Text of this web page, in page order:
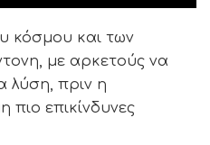
κόσμου και των
με αρκετούς να
λύση, πριν η
επικίνδυνες